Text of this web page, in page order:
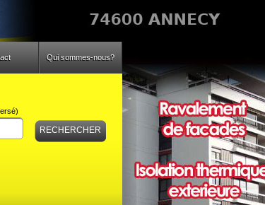
Qui sommes-nous?